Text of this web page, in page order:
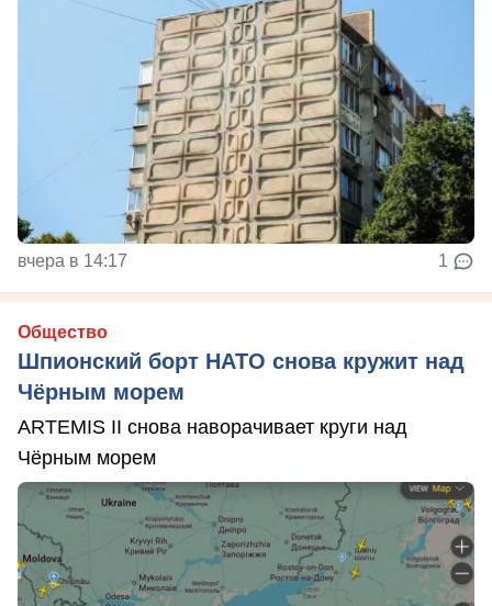
вчера в 14:17 1
Общество
Шпионский борт НАТО снова кружит над
Чёрным морем
ARTEMIS II снова наворачивает круги над
Чёрным морем